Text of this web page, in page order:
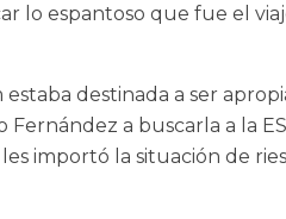
lo espantoso que fue el
destinada a ser
a buscarla a la
importó la situación de